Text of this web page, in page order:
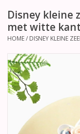
Huwelijksreceptie
Disney Huwelijk
Betty Boop Huwelijk
Jubileum
Disney kleine
met witte kant
HOME/ DISNEY KLEINE